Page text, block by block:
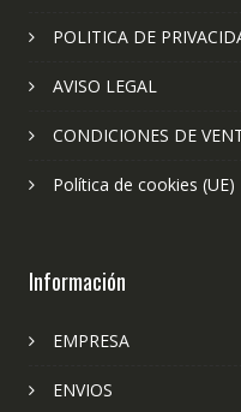
POLITICA DE
AVISO LEGAL
CONDICIONES DE
Política de cookies (UE)
Información
EMPRESA
ENVIOS